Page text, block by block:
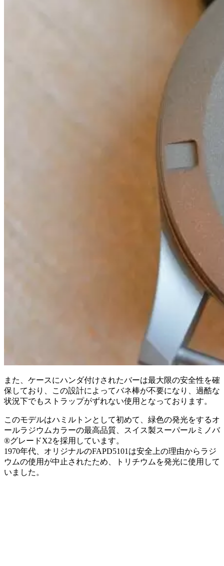
また、ケースにハンダ付けされたバーは最大限の安全性を確
保しており、この設計によってバネ棒が不要になり、過酷な
状況下でもストラップがずれない使用となっております。
このモデルはハミルトンとして初めて、緑色の発光をするオ
ールラジウムカラーの最高品質、スイス製スーパールミノバ
®グレードX2を採用しています。
1970年代、オリジナルのFAPD5101は安全上の理由からラジ
ウムの使用が中止されたため、トリチウムを発光に使用して
いました。